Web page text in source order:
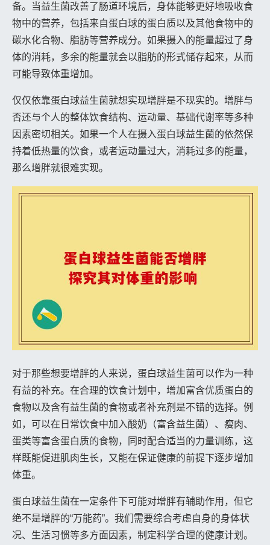
备。当益生菌改善了肠道环境后，身体能够更好地吸收食
物中的营养，包括来自蛋白球的蛋白质以及其他食物中的
碳水化合物、脂肪等营养成分。如果摄入的能量超过了身
体的消耗，多余的能量就会以脂肪的形式储存起来，从而
可能导致体重增加。
仅仅依靠蛋白球益生菌就想实现增胖是不现实的。增胖与
否还与个人的整体饮食结构、运动量、基础代谢率等多种
因素密切相关。如果一个人在摄入蛋白球益生菌的依然保
持着低热量的饮食，或者运动量过大，消耗过多的能量，
那么增胖就很难实现。
对于那些想要增胖的人来说，蛋白球益生菌可以作为一种
有益的补充。在合理的饮食计划中，增加富含优质蛋白的
食物以及含有益生菌的食物或者补充剂是不错的选择。例
如，可以在日常饮食中加入酸奶（富含益生菌）、瘦肉、
蛋类等富含蛋白质的食物，同时配合适当的力量训练，这
样既能促进肌肉生长，又能在保证健康的前提下逐步增加
体重。
蛋白球益生菌在一定条件下可能对增胖有辅助作用，但它
绝不是增胖的“万能药”。我们需要综合考虑自身的身体状
况、生活习惯等多方面因素，制定科学合理的健康计划。